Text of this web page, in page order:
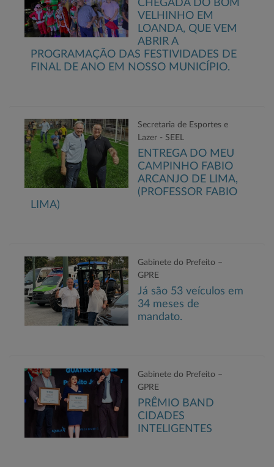
CHEGADA DO BOM
VELHINHO EM
LOANDA, QUE VEM
ABRIR A
PROGRAMAÇÃO DAS FESTIVIDADES DE
FINAL DE ANO EM NOSSO MUNICÍPIO.
Secretaria de Esportes e
Lazer - SEEL
ENTREGA DO MEU
CAMPINHO FABIO
ARCANJO DE LIMA,
(PROFESSOR FABIO
LIMA)
Gabinete do Prefeito –
GPRE
Já são 53 veículos em
34 meses de
mandato.
Gabinete do Prefeito –
GPRE
PRÊMIO BAND
CIDADES
INTELIGENTES